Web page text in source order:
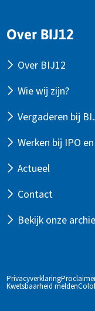
Over BIJ12
Over BIJ12
Wie wij zijn?
Vergaderen bij
Werken bij IPO
Actueel
Contact
Bekijk onze
Privacyverklaring
Kwetsbaarheid melden